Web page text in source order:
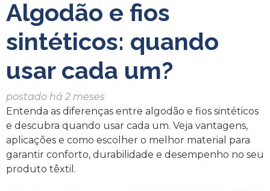
Algodão e fios
sintéticos: quando
usar cada um?
postado há 2 meses
Entenda as diferenças entre algodão e fios sintéticos
e descubra quando usar cada um. Veja vantagens,
aplicações e como escolher o melhor material para
garantir conforto, durabilidade e desempenho no seu
produto têxtil.